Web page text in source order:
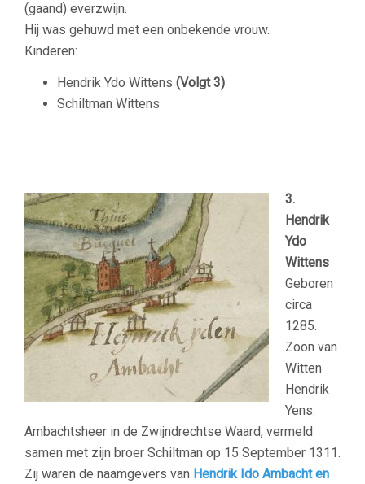
(gaand) everzwijn.
Hij was gehuwd met een onbekende vrouw.
Kinderen:
Hendrik Ydo Wittens (Volgt 3)
Schiltman Wittens
3.
Hendrik
Ydo
Wittens
Geboren
circa
1285.
Zoon van
Witten
Hendrik
Yens.
Ambachtsheer in de Zwijndrechtse Waard, vermeld
samen met zijn broer Schiltman op 15 September 1311.
Zij waren de naamgevers van Hendrik Ido Ambacht en